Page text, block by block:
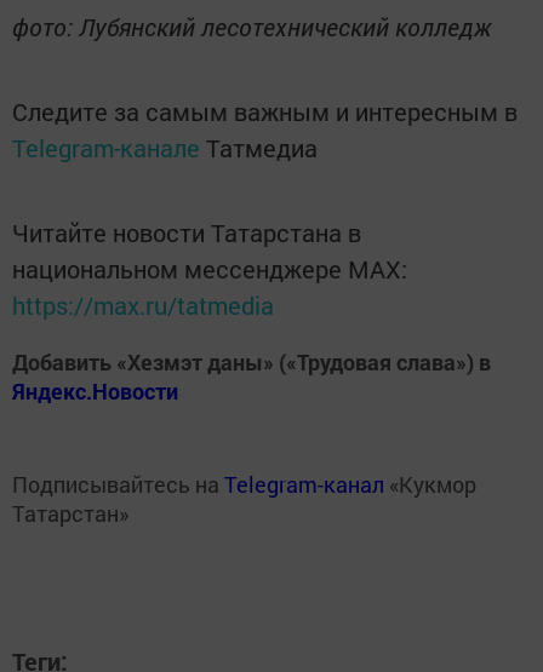
фото: Лубянский лесотехнический колледж
Следите за самым важным и интересным в
Telegram-канале Татмедиа
Читайте новости Татарстана в
национальном мессенджере MАХ:
https://max.ru/tatmedia
Добавить «Хезмэт даны» («Трудовая слава») в
Яндекс.Новости
Подписывайтесь на Telegram-канал «Кукмор
Татарстан»
Теги: